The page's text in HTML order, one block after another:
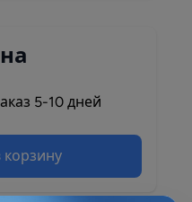
5-10 дней